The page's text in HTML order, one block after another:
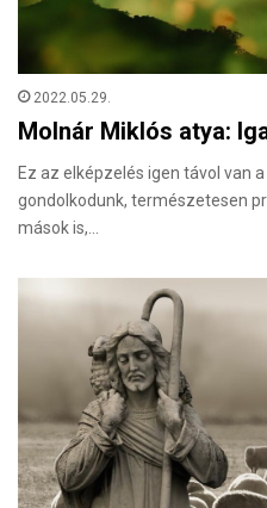
2022.05.29.
Molnár Miklós atya:
Ez az elképzelés igen távol van
gondolkodunk, természetesen
mások is,…